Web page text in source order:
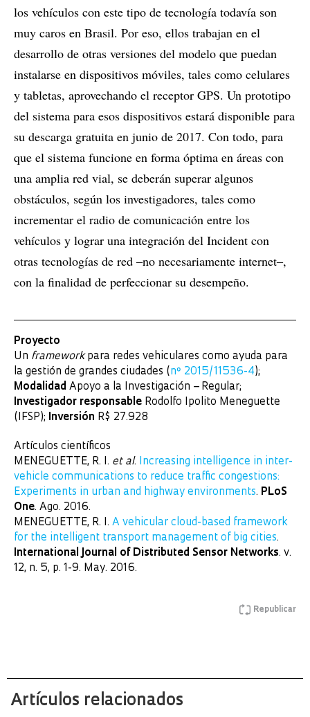
los vehículos con este tipo de tecnología todavía son
muy caros en Brasil. Por eso, ellos trabajan en el
desarrollo de otras versiones del modelo que puedan
instalarse en dispositivos móviles, tales como celulares
y tabletas, aprovechando el receptor GPS. Un prototipo
del sistema para esos dispositivos estará disponible para
su descarga gratuita en junio de 2017. Con todo, para
que el sistema funcione en forma óptima en áreas con
una amplia red vial, se deberán superar algunos
obstáculos, según los investigadores, tales como
incrementar el radio de comunicación entre los
vehículos y lograr una integración del Incident con
otras tecnologías de red ‒no necesariamente internet‒,
con la finalidad de perfeccionar su desempeño.
Proyecto
Un frameworkpara redes vehiculares como ayuda para
la gestión de grandes ciudades ( nº 2015/11536-4);
Modalidad Apoyo a la Investigación – Regular;
Investigador responsable Rodolfo Ipolito Meneguette
(IFSP); Inversión R$ 27.928
Artículos científicos
MENEGUETTE, R. I. et al. Increasing intelligence in inter-
vehicle communications to reduce traffic congestions:
Experiments in urban and highway environments. PLoS
One. Ago. 2016.
MENEGUETTE, R. I. A vehicular cloud-based framework
for the intelligent transport management of big cities.
International Journal of Distributed Sensor Networks. v.
12, n. 5, p. 1-9. May. 2016.
Republicar